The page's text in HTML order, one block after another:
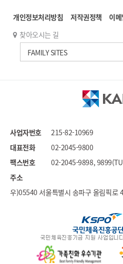
개인정보처리방침 저작권정책
이
찾아오시는 길
FAMILY SITES
한국과학기술연구원
대한장애인체육회
스포츠윤리센터
국민권익위원회
사업자번호
215-82-10969
대표전화
02-2045-9800
팩스번호
02-2045-9898,
주소
우)05540 서울특별시 송파구 올림픽로